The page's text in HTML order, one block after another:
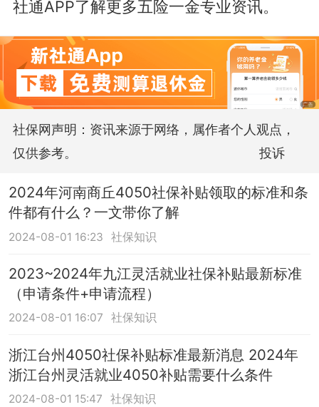
社通APP了解更多五险一金专业资讯。
社保网声明：资讯来源于网络，属作者个人观点，
仅供参考。
投诉
2024年河南商丘4050社保补贴领取的标准和条
件都有什么？一文带你了解
2024-08-01 16:23 社保知识
2023~2024年九江灵活就业社保补贴最新标准
（申请条件+申请流程）
2024-08-01 16:07 社保知识
浙江台州4050社保补贴标准最新消息 2024年
浙江台州灵活就业4050补贴需要什么条件
2024-08-01 15:47 社保知识